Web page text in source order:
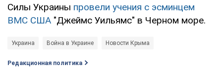
Силы Украины провели учения с эсминцем
ВМС США "Джеймс Уильямс" в Черном море.
Украина Война в Украине Новости Крыма
Редакционная политика